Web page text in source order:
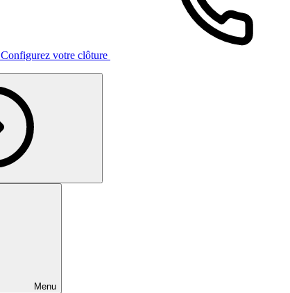
Configurez votre clôture
Menu